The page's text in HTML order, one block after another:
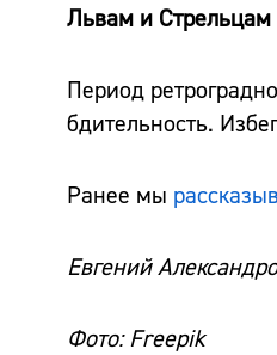
Львам и Стрельцам
Период
бдительность.
Ранее мы
Евгений
Фото: Freepik